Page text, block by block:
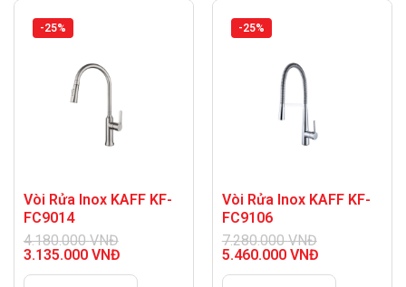
-25%
Vòi Rửa Inox KAFF KF-
FC9014
4.180.000VNĐ
Giá
là:
3.135.000 VNĐ
hiện
-25%
Vòi Rửa Inox KAFF KF-
FC9106
7.280.000VNĐ
Giá
là:
5.460.000 VNĐ
hiện